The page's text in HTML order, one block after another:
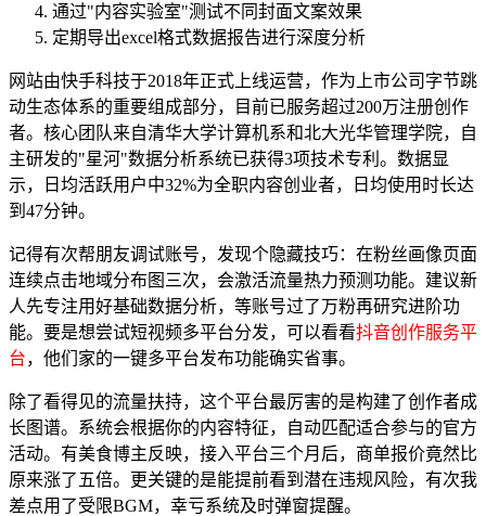
通过"内容实验室"测试不同封面文案效果
定期导出excel格式数据报告进行深度分析
网站由快手科技于2018年正式上线运营，作为上市公司字节跳
动生态体系的重要组成部分，目前已服务超过200万注册创作
者。核心团队来自清华大学计算机系和北大光华管理学院，自
主研发的"星河"数据分析系统已获得3项技术专利。数据显
示，日均活跃用户中32%为全职内容创业者，日均使用时长达
到47分钟。
记得有次帮朋友调试账号，发现个隐藏技巧：在粉丝画像页面
连续点击地域分布图三次，会激活流量热力预测功能。建议新
人先专注用好基础数据分析，等账号过了万粉再研究进阶功
能。要是想尝试短视频多平台分发，可以看看抖音创作服务平
台，他们家的一键多平台发布功能确实省事。
除了看得见的流量扶持，这个平台最厉害的是构建了创作者成
长图谱。系统会根据你的内容特征，自动匹配适合参与的官方
活动。有美食博主反映，接入平台三个月后，商单报价竟然比
原来涨了五倍。更关键的是能提前看到潜在违规风险，有次我
差点用了受限BGM，幸亏系统及时弹窗提醒。